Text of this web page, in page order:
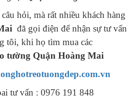
hỏi, mà rất nhiều khách hàng
đã gọi điện để nhận sự tư vấn
tôi, khi họ tìm mua các
tường Quận Hoàng Mai
tư vấn : 0976 191 848